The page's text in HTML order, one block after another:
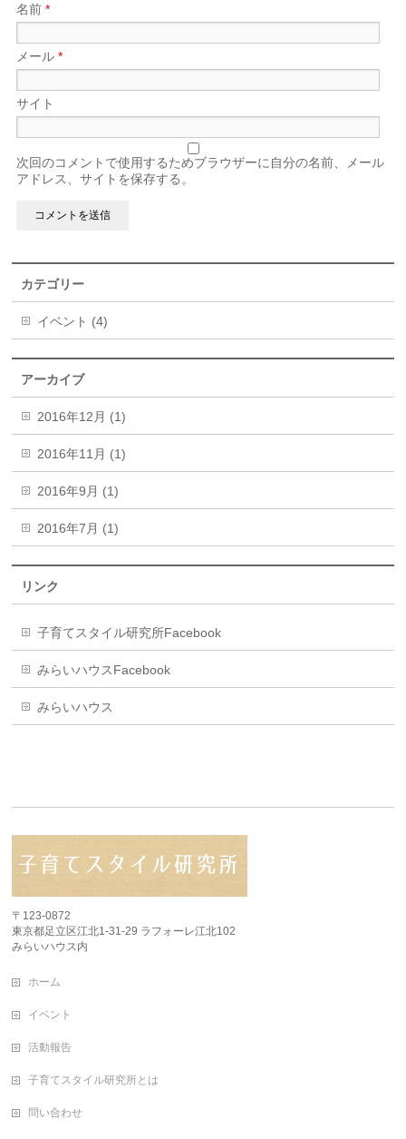
名前*
メール*
サイト
次回のコメントで使用するためブラウザーに自分の名前、メール
アドレス、サイトを保存する。
カテゴリー
イベント (4)
アーカイブ
2016年12月 (1)
2016年11月 (1)
2016年9月 (1)
2016年7月 (1)
リンク
子育てスタイル研究所Facebook
みらいハウスFacebook
みらいハウス
〒123-0872
東京都足立区江北1-31-29 ラフォーレ江北102
みらいハウス内
ホーム
イベント
活動報告
子育てスタイル研究所とは
問い合わせ